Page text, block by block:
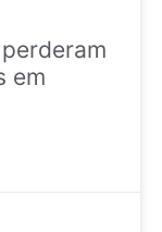
em